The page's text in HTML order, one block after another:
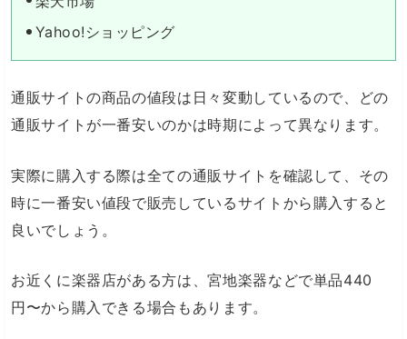
Yahoo!ショッピング
通販サイトの商品の値段は日々変動しているので、どの
通販サイトが一番安いのかは時期によって異なります。
実際に購入する際は全ての通販サイトを確認して、その
時に一番安い値段で販売しているサイトから購入すると
良いでしょう。
お近くに楽器店がある方は、宮地楽器などで単品440
円〜から購入できる場合もあります。